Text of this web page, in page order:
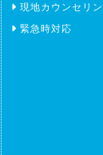
現地カウンセリ
緊急時対応